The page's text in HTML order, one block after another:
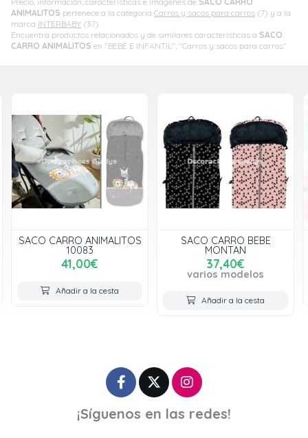
ANIMALITOS pertenece a la categoría Carros y sacos para carros (7) y a la
marca INTERBABY (37).
Encuentra productos relacionados y de similares características a SACO
CARRO ANIMALITOS en "BEBÉ E INFANTIL", "Carros y sacos para carros".
SACO CARRO BEBE
MONTAN
37,40€
varios modelos
SACO CARRO MICKEY
TOPOS
42,99€
¡Síguenos en las redes!